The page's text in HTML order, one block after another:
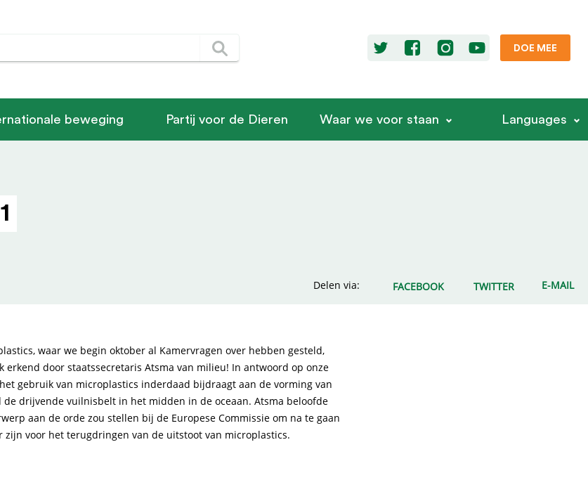
DOE MEE
beweging Partij voor de Dieren Waar we voor staan Languages
Delen via: FACEBOOK TWITTER E-MAIL
waar we begin oktober al Kamervragen over hebben gesteld,
erkend door staatssecretaris Atsma van milieu! In antwoord op onze
gebruik van microplastics inderdaad bijdraagt aan de vorming van
de drijvende vuilnisbelt in het midden in de oceaan. Atsma beloofde
aan de orde zou stellen bij de Europese Commissie om na te gaan
zijn voor het terugdringen van de uitstoot van microplastics.